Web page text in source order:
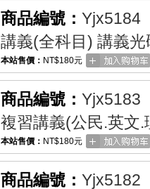
商品編號： Yjx5184
講義(全科目) 講義光
本站售價： NT$180元
商品編號： Yjx5183
複習講義(公民.英文
本站售價： NT$180元
商品編號： Yjx5182